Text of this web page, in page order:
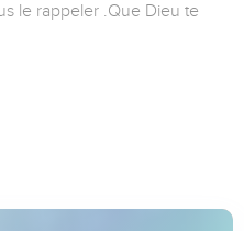
le rappeler .Que Dieu te